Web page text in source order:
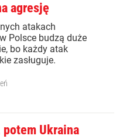
agresję
atakach
Polsce budzą duże
bo każdy atak
zasługuje.
Ukraina